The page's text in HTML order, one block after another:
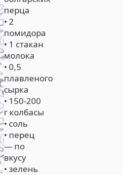
перца
• 2
помидора
• 1 стакан
молока
• 0,5
плавленого
сырка
• 150-200
г колбасы
• соль
• перец
— по
вкусу
• зелень